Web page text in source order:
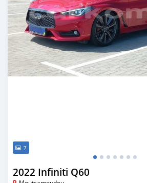
7
2022 Infiniti Q60